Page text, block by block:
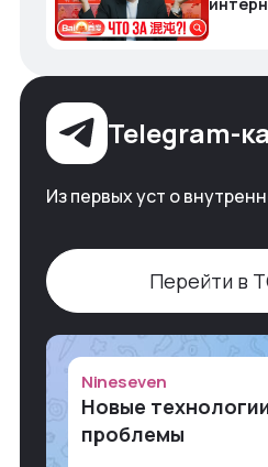
Telegram-
Из первых уст о
Перейти в
Nineseven
Новые
проблемы